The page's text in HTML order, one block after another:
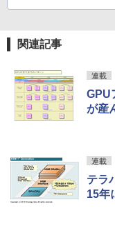
関連記事
連載
GPU
が産
連載
テラ
15年